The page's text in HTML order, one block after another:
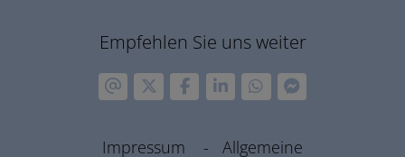
Empfehlen Sie uns weiter
Impressum - Allgemeine